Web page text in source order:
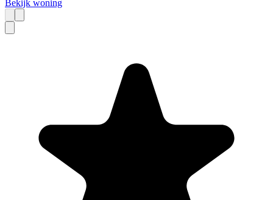
Bekijk woning